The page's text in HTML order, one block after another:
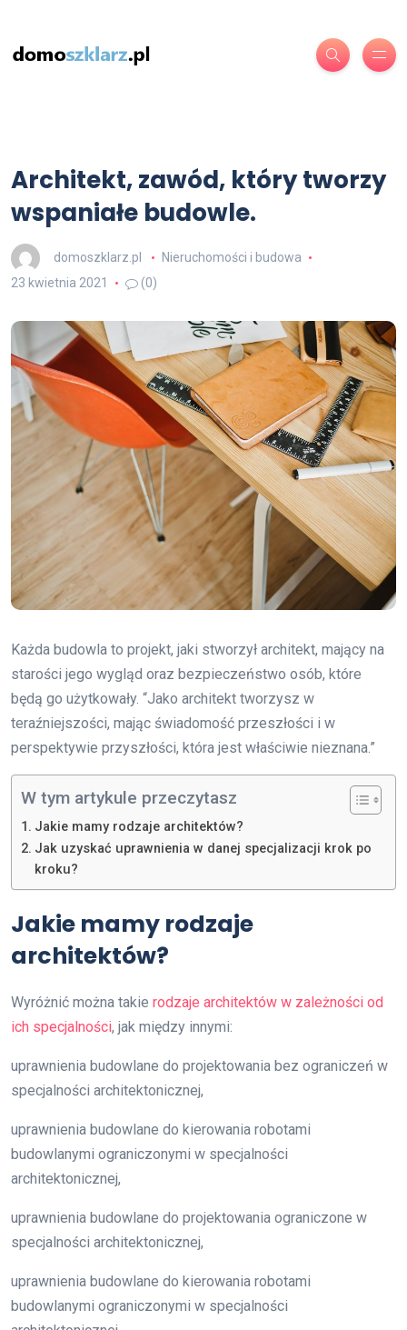
Architekt, zawód, który tworzy
wspaniałe budowle.
domoszklarz.pl
Nieruchomości i budowa
23 kwietnia 2021
(0)
Każda budowla to projekt, jaki stworzył architekt, mający na
starości jego wygląd oraz bezpieczeństwo osób, które
będą go użytkowały. “Jako architekt tworzysz w
teraźniejszości, mając świadomość przeszłości i w
perspektywie przyszłości, która jest właściwie nieznana.”
W tym artykule przeczytasz
Jakie mamy rodzaje architektów?
Jak uzyskać uprawnienia w danej specjalizacji krok po
kroku?
Jakie mamy rodzaje
architektów?
Wyróżnić można takie rodzaje architektów w zależności od
ich specjalności, jak między innymi:
uprawnienia budowlane do projektowania bez ograniczeń w
specjalności architektonicznej,
uprawnienia budowlane do kierowania robotami
budowlanymi ograniczonymi w specjalności
architektonicznej,
uprawnienia budowlane do projektowania ograniczone w
specjalności architektonicznej,
uprawnienia budowlane do kierowania robotami
budowlanymi ograniczonymi w specjalności